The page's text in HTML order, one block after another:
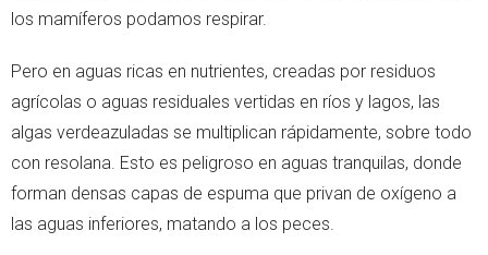
los mamíferos podamos respirar.
Pero en aguas ricas en nutrientes, creadas por residuos
agrícolas o aguas residuales vertidas en ríos y lagos, las
algas verdeazuladas se multiplican rápidamente, sobre todo
con resolana. Esto es peligroso en aguas tranquilas, donde
forman densas capas de espuma que privan de oxígeno a
las aguas inferiores, matando a los peces.